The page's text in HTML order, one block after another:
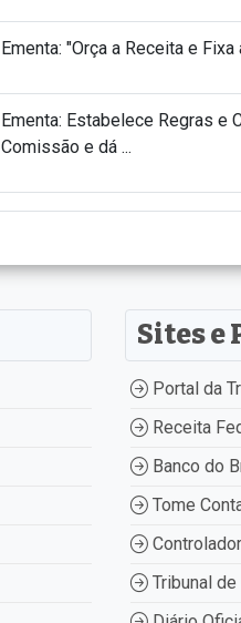
Ementa: "Orça a Receita e
Ementa: Estabelece Regras e
Comissão e dá ...
Sites e
Portal da
Receita
Banco do
Tome
Tribunal